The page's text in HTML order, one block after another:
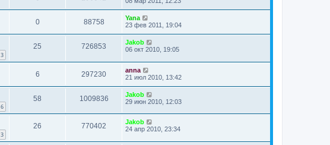
0 88758
Yana
23 фев 2011, 19:04
3
25 726853
Jakob
06 окт 2010, 19:05
6 297230
anna
21 июл 2010, 13:42
6
58 1009836
Jakob
29 июн 2010, 12:03
3
26 770402
Jakob
24 апр 2010, 23:34